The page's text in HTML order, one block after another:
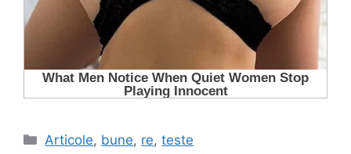
Categorii
Articole, bune, re,teste